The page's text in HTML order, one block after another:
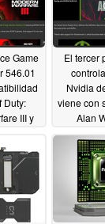
Game
546.01
Duty:
III y
El tercer
Nvidia
viene con
Alan